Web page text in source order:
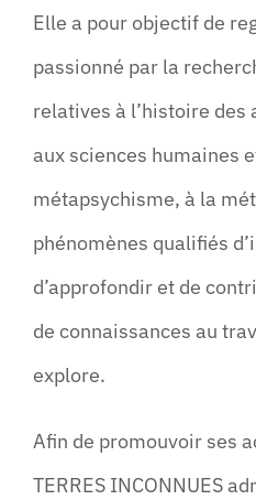
Elle a pour objectif de
passionné par la
relatives à l’histoire
aux sciences humaines
métapsychisme, à la
phénomènes qualifiés
d’approfondir et de
de connaissances au
explore.
Afin de promouvoir ses
TERRES INCONNUES